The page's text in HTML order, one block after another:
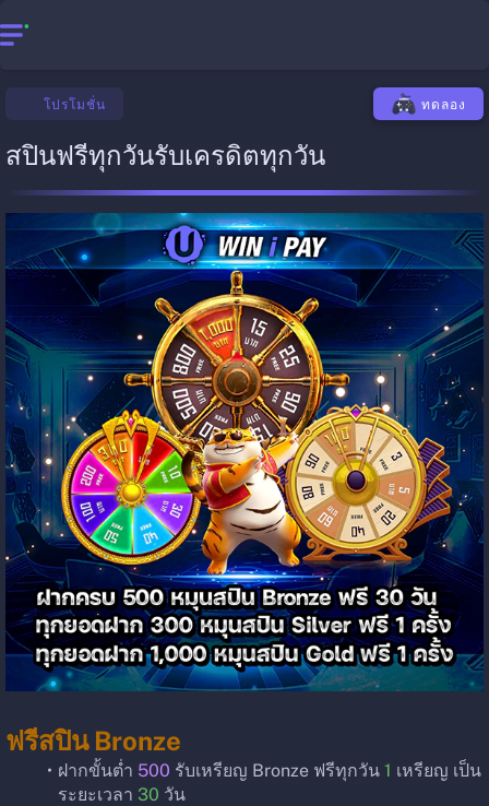
โปรโมชั่น ทดลอง
สปินฟรีทุกวันรับเครดิตทุกวัน
ฟรีสปิน Bronze
ฝากขั้นต่ำ 500 รับเหรียญ Bronze ฟรีทุกวัน 1 เหรียญ เป็น
ระยะเวลา 30 วัน